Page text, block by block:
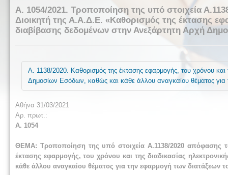
Α. 1054/2021. Τροποποίηση της υπό στοιχεία
Διοικητή της Α.Α.Δ.Ε. «Καθορισμός της έκτασης
διαβίβασης δεδομένων στην Ανεξάρτητη Αρχή
Α. 1138/2020. Καθορισμός της έκτασης εφαρμογής, του χρόνου και
Δημοσίων Εσόδων, καθώς και κάθε άλλου αναγκαίου θέματος
Αθήνα 31/03/2021
Αρ. πρωτ.:
Α. 1054
ΘΕΜΑ: Τροποποίηση της υπό στοιχεία Α.1138/2020 απόφασης
έκτασης εφαρμογής, του χρόνου και της διαδικασίας
κάθε άλλου αναγκαίου θέματος για την εφαρμογή των